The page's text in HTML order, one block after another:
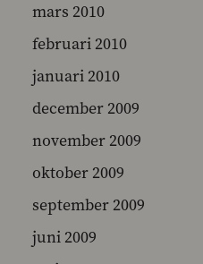
mars 2010
februari 2010
januari 2010
december 2009
november 2009
oktober 2009
september 2009
juni 2009